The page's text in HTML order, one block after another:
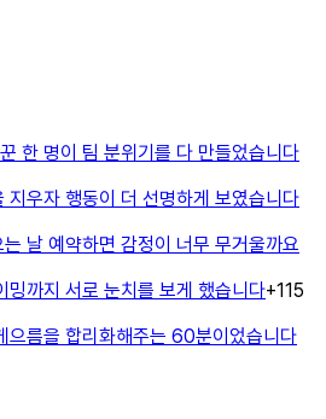
한 명이 팀 분위기를 다 만들었습니다
지우자 행동이 더 선명하게 보였습니다
날 예약하면 감정이 너무 무거울까요
밍까지 서로 눈치를 보게 했습니다+115
으름을 합리화해주는 60분이었습니다